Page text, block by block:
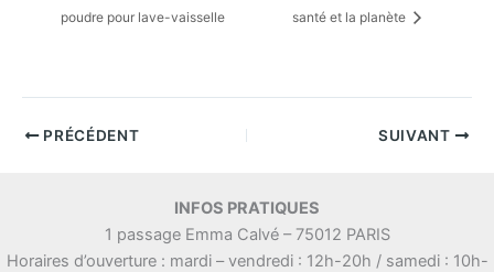
poudre pour lave-vaisselle
santé et la planète
PRÉCÉDENT SUIVANT
INFOS PRATIQUES
1 passage Emma Calvé – 75012 PARIS
Horaires d’ouverture : mardi – vendredi : 12h-20h / samedi : 10h-